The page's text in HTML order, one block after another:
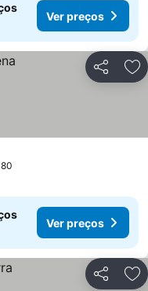
Ver preços
Partilhar
Ver preços
Partilhar